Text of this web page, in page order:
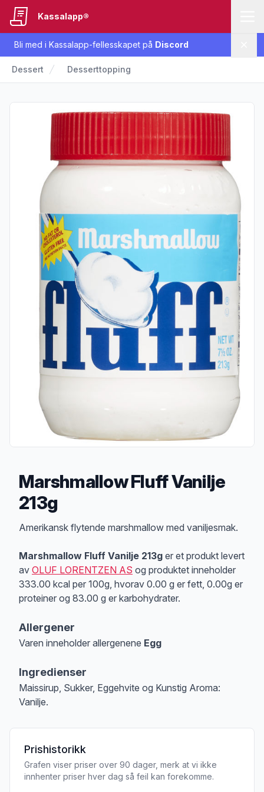
Bli med i Kassalapp-fellesskapet på Discord
Kassalapp®
Dessert Desserttopping
Marshmallow Fluff Vanilje
213g
Produktbeskrivelse
Amerikansk flytende marshmallow med vaniljesmak.
Marshmallow Fluff Vanilje 213g er et produkt levert
av OLUF LORENTZEN AS og produktet inneholder
333.00 kcal per 100g, hvorav 0.00 g er fett, 0.00g er
proteiner og 83.00 g er karbohydrater.
Allergener
Varen inneholder allergenene Egg
Ingredienser
Maissirup, Sukker, Eggehvite og Kunstig Aroma:
Vanilje.
Prishistorikk
Grafen viser priser over 90 dager, merk at vi ikke
innhenter priser hver dag så feil kan forekomme.